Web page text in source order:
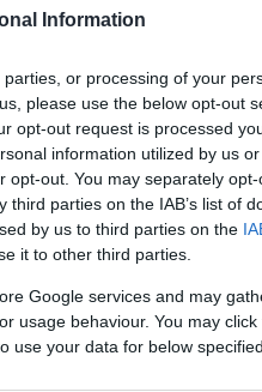
Information
or processing of your
please use the below opt-out
opt-out request is processed
information utilized by us
opt-out. You may separately
parties on the IAB’s list of
by us to third parties on the
it to other third parties.
Google services and may
usage behaviour. You may
use your data for below
je
nášho
predčasne
je